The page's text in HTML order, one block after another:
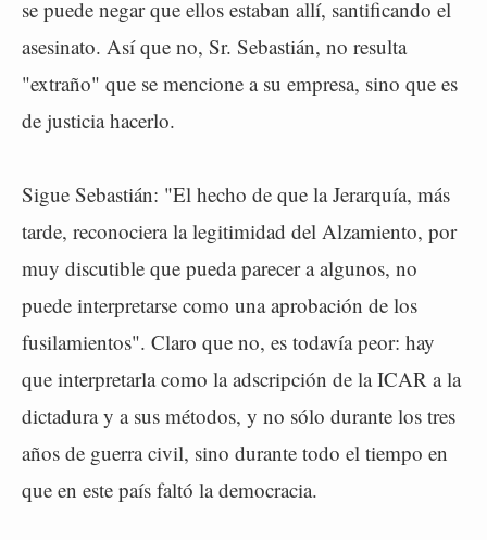
se puede negar que ellos estaban allí, santificando el
asesinato. Así que no, Sr. Sebastián, no resulta
"extraño" que se mencione a su empresa, sino que es
de justicia hacerlo.
Sigue Sebastián: "El hecho de que la Jerarquía, más
tarde, reconociera la legitimidad del Alzamiento, por
muy discutible que pueda parecer a algunos, no
puede interpretarse como una aprobación de los
fusilamientos". Claro que no, es todavía peor: hay
que interpretarla como la adscripción de la ICAR a la
dictadura y a sus métodos, y no sólo durante los tres
años de guerra civil, sino durante todo el tiempo en
que en este país faltó la democracia.